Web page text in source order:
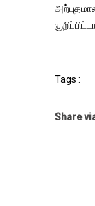
Tags :
Share